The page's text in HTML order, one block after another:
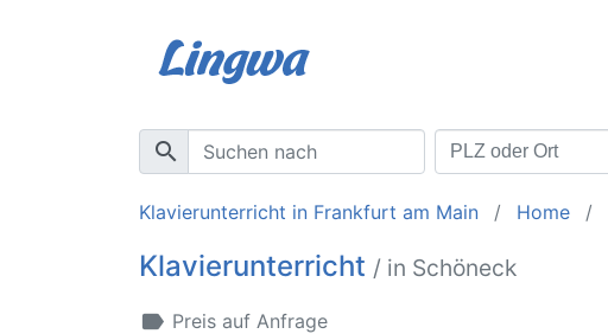
search
Klavierunterricht in Frankfurt am Main Home
Klavierunterricht / in Schöneck
label Preis auf Anfrage